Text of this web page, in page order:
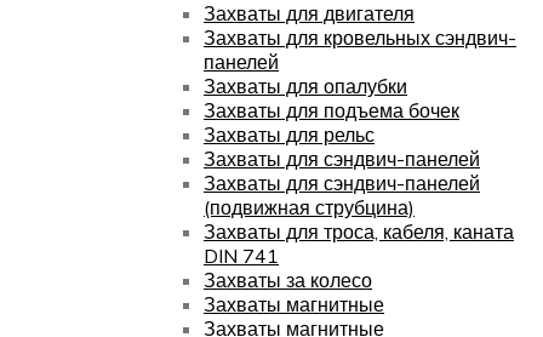
Захваты для двигателя
Захваты для кровельных сэндвич-
панелей
Захваты для опалубки
Захваты для подъема бочек
Захваты для рельс
Захваты для сэндвич-панелей
Захваты для сэндвич-панелей
(подвижная струбцина)
Захваты для троса, кабеля, каната
DIN 741
Захваты за колесо
Захваты магнитные
Захваты магнитные